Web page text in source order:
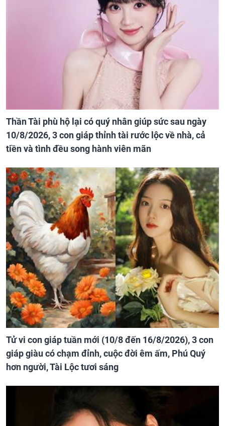
Thần Tài phù hộ lại có quý nhân giúp sức sau ngày
10/8/2026, 3 con giáp thỉnh tài rước lộc về nhà, cả
tiền và tình đều song hành viên mãn
Tử vi con giáp tuần mới (10/8 đến 16/8/2026), 3 con
giáp giàu có chạm đỉnh, cuộc đời êm ấm, Phú Quý
hơn người, Tài Lộc tươi sáng